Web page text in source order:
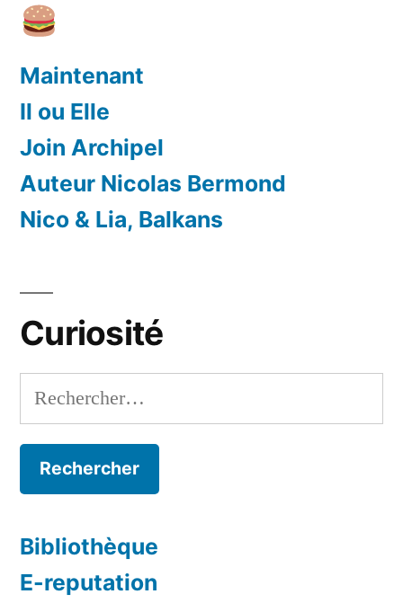
Maintenant
Il ou Elle
Join Archipel
Auteur Nicolas Bermond
Nico & Lia, Balkans
Curiosité
Rechercher :
Bibliothèque
E-reputation